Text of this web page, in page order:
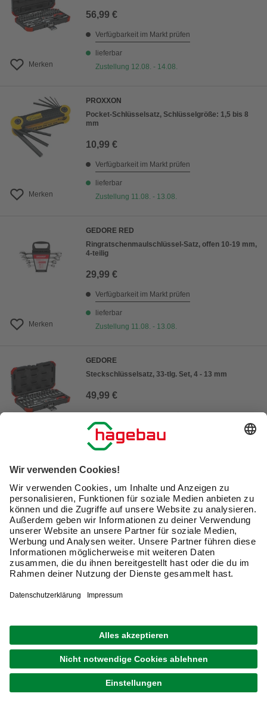
Merken
56,99 €
Verfügbarkeit im Markt prüfen
lieferbar
Zustellung 12.08. - 14.08.
Merken
PROXXON
Pocket-Schlüsselsatz, Schlüsselgröße: 1,5 bis 8
mm
10,99 €
Verfügbarkeit im Markt prüfen
lieferbar
Zustellung 11.08. - 13.08.
Merken
GEDORE RED
Ringratschenmaulschlüssel-Satz, offen 10-19 mm,
4-teilig
29,99 €
Verfügbarkeit im Markt prüfen
lieferbar
Zustellung 11.08. - 13.08.
GEDORE
Steckschlüsselsatz, 33-tlg. Set, 4 - 13 mm
49,99 €
lieferbar
Zustellung 12.08. - 14.08.
1 von13
Schraubenschlüssel und Steckschlüssel
für Profis und Hobbyhandwerker
Mit einem Schraubenschlüssel löst Du Muttern und
Schrauben oder ziehst diese an. Gekennzeichnet werden
welche Schrauben mit welchem Profildurchmesser die
Handwerkzeuge geeignet sind.
Je nach Art der Schraubtechnik lassen sich verschiedene
Arten von Schlüsseln unterscheiden. Weit verbreitet sind